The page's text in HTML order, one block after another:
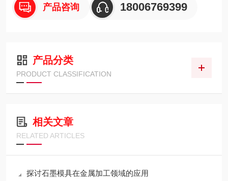
产品咨询 18006769399
产品分类
PRODUCT CLASSIFICATION
相关文章
RELATED ARTICLES
探讨石墨模具在金属加工领域的应用